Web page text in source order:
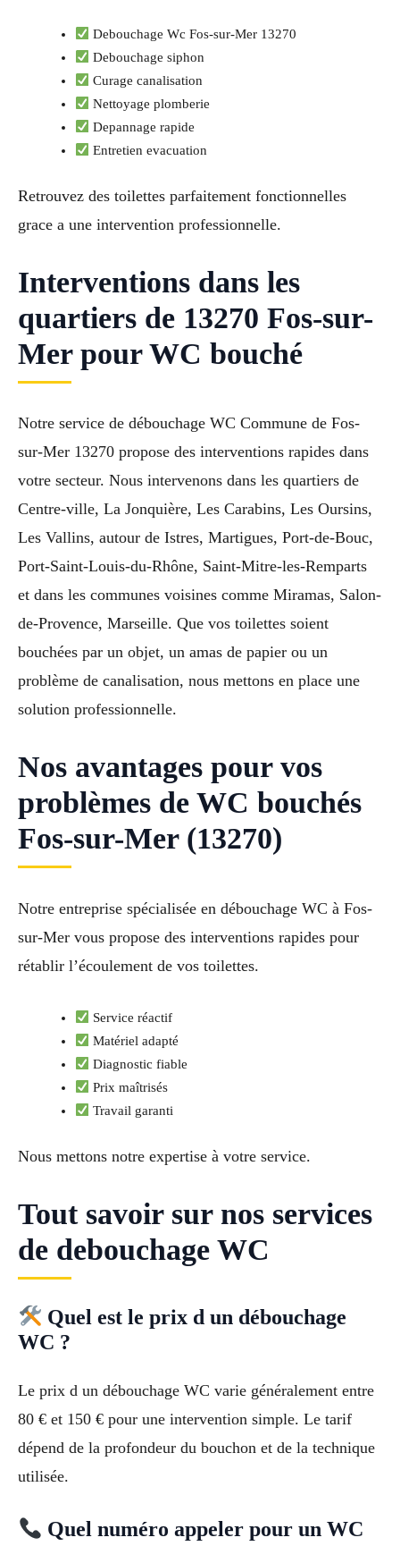
Debouchage Wc Fos-sur-Mer 13270
Debouchage siphon
Curage canalisation
Nettoyage plomberie
Depannage rapide
Entretien evacuation
Retrouvez des toilettes parfaitement fonctionnelles
grace a une intervention professionnelle.
Interventions dans les
quartiers de 13270 Fos-sur-
Mer pour WC bouché
Notre service de débouchage WC Commune de Fos-
sur-Mer 13270 propose des interventions rapides dans
votre secteur. Nous intervenons dans les quartiers de
Centre-ville, La Jonquière, Les Carabins, Les Oursins,
Les Vallins, autour de Istres, Martigues, Port-de-Bouc,
Port-Saint-Louis-du-Rhône, Saint-Mitre-les-Remparts
et dans les communes voisines comme Miramas, Salon-
de-Provence, Marseille. Que vos toilettes soient
bouchées par un objet, un amas de papier ou un
problème de canalisation, nous mettons en place une
solution professionnelle.
Nos avantages pour vos
problèmes de WC bouchés
Fos-sur-Mer (13270)
Notre entreprise spécialisée en débouchage WC à Fos-
sur-Mer vous propose des interventions rapides pour
rétablir l’écoulement de vos toilettes.
Service réactif
Matériel adapté
Diagnostic fiable
Prix maîtrisés
Travail garanti
Nous mettons notre expertise à votre service.
Tout savoir sur nos services
de debouchage WC
Quel est le prix d un débouchage
WC ?
Le prix d un débouchage WC varie généralement entre
80 € et 150 € pour une intervention simple. Le tarif
dépend de la profondeur du bouchon et de la technique
utilisée.
Quel numéro appeler pour un WC